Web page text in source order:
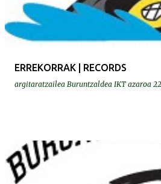
ERREKORRAK | RECORDS
argitaratzailea Buruntzaldea IKT azaroa